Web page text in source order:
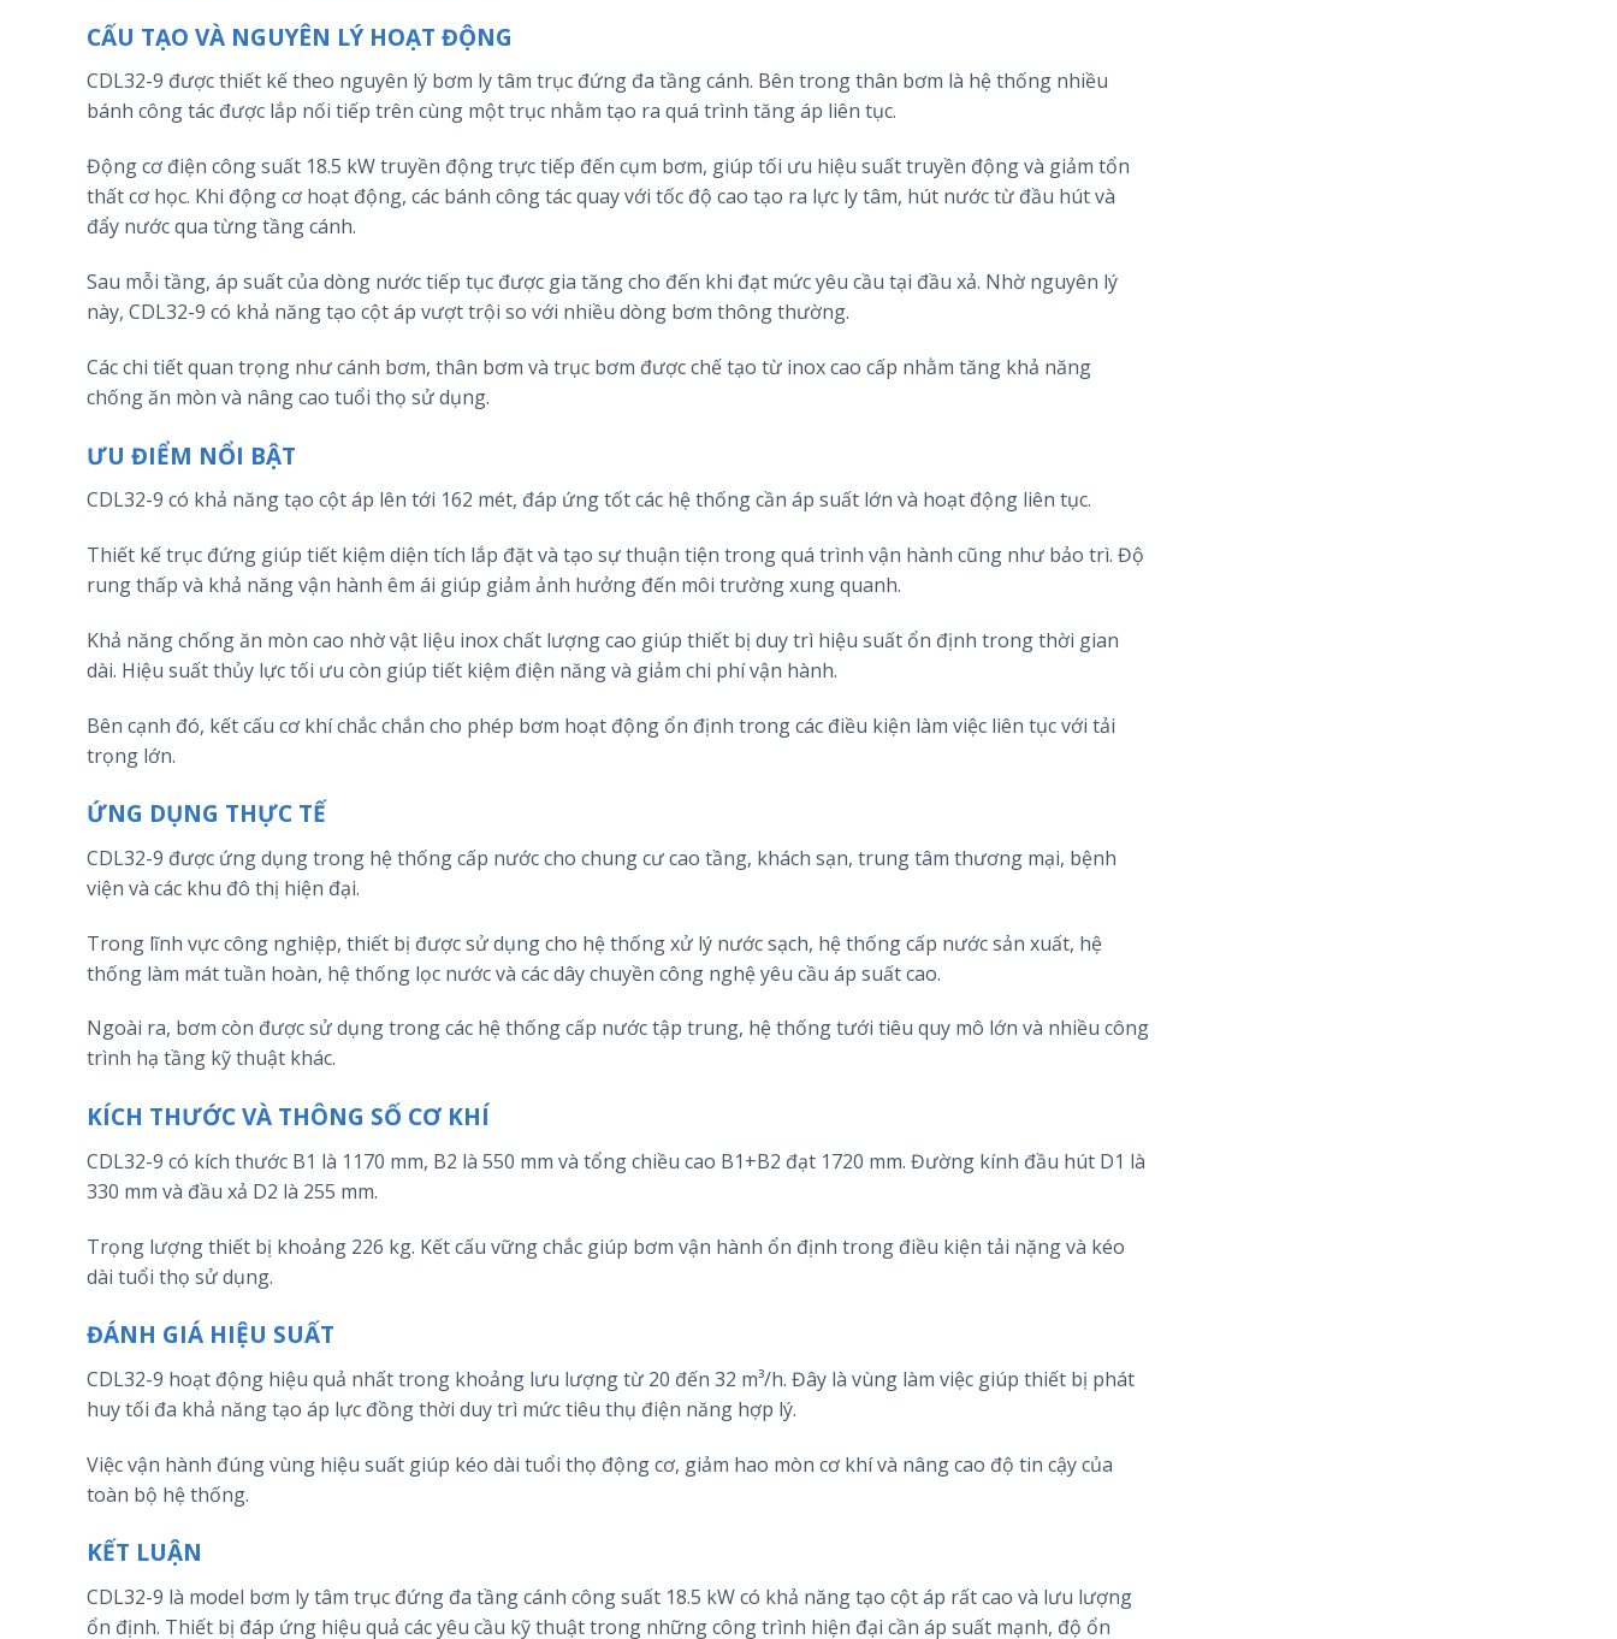
CẤU TẠO VÀ NGUYÊN LÝ HOẠT ĐỘNG
CDL32-9 được thiết kế theo nguyên lý bơm ly tâm trục đứng đa tầng cánh. Bên trong thân bơm là hệ thống nhiều
bánh công tác được lắp nối tiếp trên cùng một trục nhằm tạo ra quá trình tăng áp liên tục.
Động cơ điện công suất 18.5 kW truyền động trực tiếp đến cụm bơm, giúp tối ưu hiệu suất truyền động và giảm tổn
thất cơ học. Khi động cơ hoạt động, các bánh công tác quay với tốc độ cao tạo ra lực ly tâm, hút nước từ đầu hút và
đẩy nước qua từng tầng cánh.
Sau mỗi tầng, áp suất của dòng nước tiếp tục được gia tăng cho đến khi đạt mức yêu cầu tại đầu xả. Nhờ nguyên lý
này, CDL32-9 có khả năng tạo cột áp vượt trội so với nhiều dòng bơm thông thường.
Các chi tiết quan trọng như cánh bơm, thân bơm và trục bơm được chế tạo từ inox cao cấp nhằm tăng khả năng
chống ăn mòn và nâng cao tuổi thọ sử dụng.
ƯU ĐIỂM NỔI BẬT
CDL32-9 có khả năng tạo cột áp lên tới 162 mét, đáp ứng tốt các hệ thống cần áp suất lớn và hoạt động liên tục.
Thiết kế trục đứng giúp tiết kiệm diện tích lắp đặt và tạo sự thuận tiện trong quá trình vận hành cũng như bảo trì. Độ
rung thấp và khả năng vận hành êm ái giúp giảm ảnh hưởng đến môi trường xung quanh.
Khả năng chống ăn mòn cao nhờ vật liệu inox chất lượng cao giúp thiết bị duy trì hiệu suất ổn định trong thời gian
dài. Hiệu suất thủy lực tối ưu còn giúp tiết kiệm điện năng và giảm chi phí vận hành.
Bên cạnh đó, kết cấu cơ khí chắc chắn cho phép bơm hoạt động ổn định trong các điều kiện làm việc liên tục với tải
trọng lớn.
ỨNG DỤNG THỰC TẾ
CDL32-9 được ứng dụng trong hệ thống cấp nước cho chung cư cao tầng, khách sạn, trung tâm thương mại, bệnh
viện và các khu đô thị hiện đại.
Trong lĩnh vực công nghiệp, thiết bị được sử dụng cho hệ thống xử lý nước sạch, hệ thống cấp nước sản xuất, hệ
thống làm mát tuần hoàn, hệ thống lọc nước và các dây chuyền công nghệ yêu cầu áp suất cao.
Ngoài ra, bơm còn được sử dụng trong các hệ thống cấp nước tập trung, hệ thống tưới tiêu quy mô lớn và nhiều công
trình hạ tầng kỹ thuật khác.
KÍCH THƯỚC VÀ THÔNG SỐ CƠ KHÍ
CDL32-9 có kích thước B1 là 1170 mm, B2 là 550 mm và tổng chiều cao B1+B2 đạt 1720 mm. Đường kính đầu hút D1 là
330 mm và đầu xả D2 là 255 mm.
Trọng lượng thiết bị khoảng 226 kg. Kết cấu vững chắc giúp bơm vận hành ổn định trong điều kiện tải nặng và kéo
dài tuổi thọ sử dụng.
ĐÁNH GIÁ HIỆU SUẤT
CDL32-9 hoạt động hiệu quả nhất trong khoảng lưu lượng từ 20 đến 32 m³/h. Đây là vùng làm việc giúp thiết bị phát
huy tối đa khả năng tạo áp lực đồng thời duy trì mức tiêu thụ điện năng hợp lý.
Việc vận hành đúng vùng hiệu suất giúp kéo dài tuổi thọ động cơ, giảm hao mòn cơ khí và nâng cao độ tin cậy của
toàn bộ hệ thống.
KẾT LUẬN
CDL32-9 là model bơm ly tâm trục đứng đa tầng cánh công suất 18.5 kW có khả năng tạo cột áp rất cao và lưu lượng
ổn định. Thiết bị đáp ứng hiệu quả các yêu cầu kỹ thuật trong những công trình hiện đại cần áp suất mạnh, độ ổn